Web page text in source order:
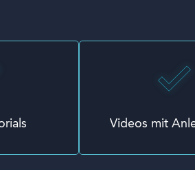
Videos mit